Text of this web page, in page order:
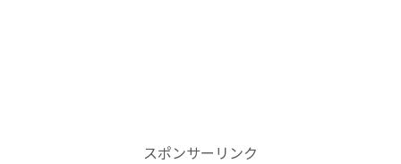
スポンサーリンク